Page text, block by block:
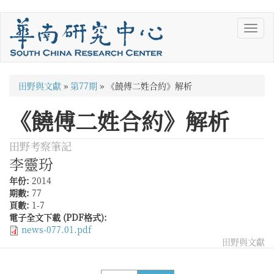
您
在
這
裡
田野與文獻 » 第77期 » 《饒傅二姓合約》解析
《饒傅二姓合約》解析
田野考察筆記
李靈玢
年份: 2014
期數: 77
頁數: 1-7
電子全文下載 (PDF格式):
news-077.01.pdf
田野與文獻